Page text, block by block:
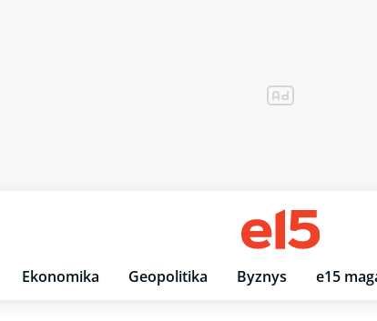
Ekonomika Geopolitika Byznys e15